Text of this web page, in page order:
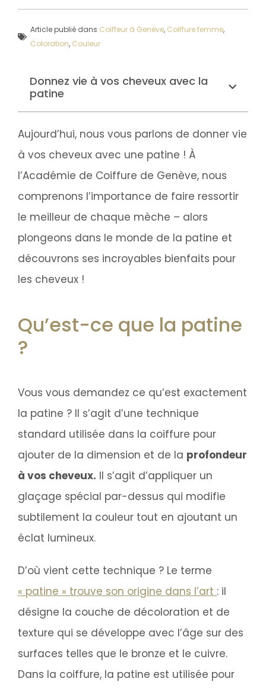
Article publié dans Coiffeur à Genève, Coiffure femme,
Coloration, Couleur
Donnez vie à vos cheveux avec la
patine
Aujourd’hui, nous vous parlons de donner vie
à vos cheveux avec une patine ! À
l’Académie de Coiffure de Genève, nous
comprenons l’importance de faire ressortir
le meilleur de chaque mèche – alors
plongeons dans le monde de la patine et
découvrons ses incroyables bienfaits pour
les cheveux !
Qu’est-ce que la patine
?
Vous vous demandez ce qu’est exactement
la patine ? Il s’agit d’une technique
standard utilisée dans la coiffure pour
ajouter de la dimension et de la profondeur
à vos cheveux. Il s’agit d’appliquer un
glaçage spécial par-dessus qui modifie
subtilement la couleur tout en ajoutant un
éclat lumineux.
D’où vient cette technique ? Le terme
« patine » trouve son origine dans l’art : il
désigne la couche de décoloration et de
texture qui se développe avec l’âge sur des
surfaces telles que le bronze et le cuivre.
Dans la coiffure, la patine est utilisée pour